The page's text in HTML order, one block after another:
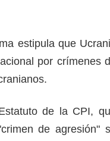
estipula que
por crímenes
de la CPI,
de agresión"